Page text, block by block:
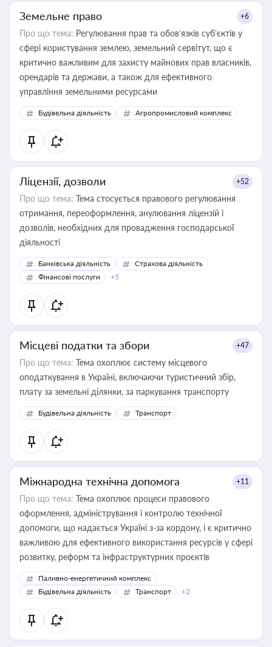
Земельне право +6
Про що тема: Регулювання прав та обов’язків суб’єктів у
сфері користування землею, земельний сервітут, що є
критично важливим для захисту майнових прав власників,
орендарів та держави, а також для ефективного
управління земельними ресурсами
Будівельна діяльність Агропромисловий комплекс
Ліцензії, дозволи +52
Про що тема: Тема стосується правового регулювання
отримання, переоформлення, анулювання ліцензій і
дозволів, необхідних для провадження господарської
діяльності
Банківська діяльність
Страхова діяльність
Фінансові послуги
+5
Місцеві податки та збори +47
Про що тема: Тема охоплює систему місцевого
оподаткування в Україні, включаючи туристичний збір,
плату за земельні ділянки, за паркування транспорту
Будівельна діяльність Транспорт
Міжнародна технічна допомога +11
Про що тема: Тема охоплює процеси правового
оформлення, адміністрування і контролю технічної
допомоги, що надається Україні з-за кордону, і є критично
важливою для ефективного використання ресурсів у сфері
розвитку, реформ та інфраструктурних проєктів
Паливно-енергетичний комплекс
Будівельна діяльність
Транспорт +2